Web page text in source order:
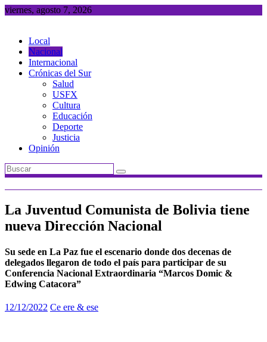
Saltar
viernes, agosto 7, 2026
Local
Nacional
Internacional
Crónicas del Sur
Salud
USFX
Cultura
Educación
Deporte
Justicia
Opinión
La Juventud Comunista de Bolivia tiene
nueva Dirección Nacional
Su sede en La Paz fue el escenario donde dos decenas de
delegados llegaron de todo el país para participar de su
Conferencia Nacional Extraordinaria “Marcos Domic &
Edwing Catacora”
12/12/2022 Ce ere & ese